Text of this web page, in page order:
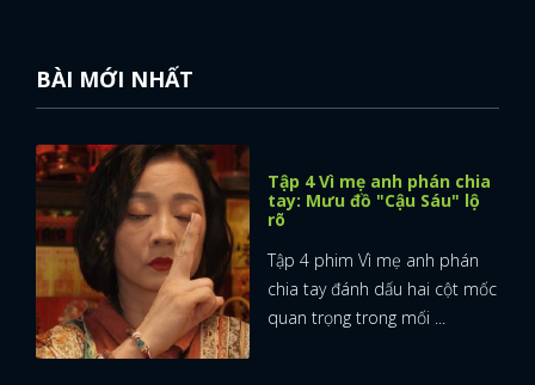
BÀI MỚI NHẤT
Tập 4 Vì mẹ anh phán chia
tay: Mưu đồ "Cậu Sáu" lộ
rõ
Tập 4 phim Vì mẹ anh phán
chia tay đánh dấu hai cột mốc
quan trọng trong mối ...